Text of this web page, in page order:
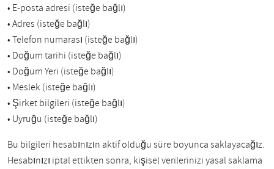
• E-posta adresi (isteğe bağlı)
• Adres (isteğe bağlı)
• Telefon numarası (isteğe bağlı)
• Doğum tarihi (isteğe bağlı)
• Doğum Yeri (isteğe bağlı)
• Meslek (isteğe bağlı)
• Şirket bilgileri (isteğe bağlı)
• Uyruğu (isteğe bağlı)
Bu bilgileri hesabınızın aktif olduğu süre boyunca saklayacağız.
Hesabınızı iptal ettikten sonra, kişisel verilerinizi yasal saklama